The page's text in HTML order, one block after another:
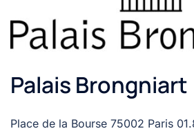
Palais Brongniart
Place de la Bourse 75002 Paris